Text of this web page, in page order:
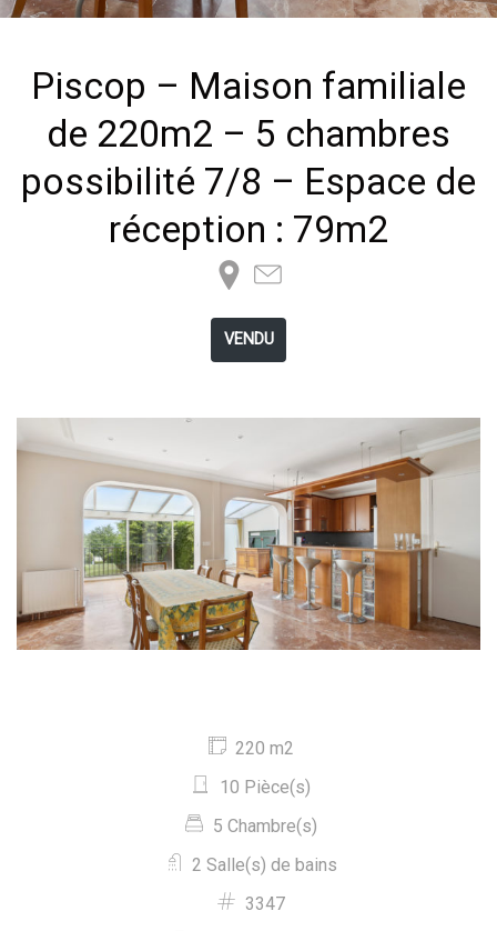
Piscop – Maison familiale
de 220m2 – 5 chambres
possibilité 7/8 – Espace de
réception : 79m2
VENDU
220 m2
10 Pièce(s)
5 Chambre(s)
2 Salle(s) de bains
3347